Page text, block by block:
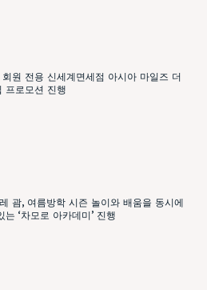
회원 전용 신세계면세점 아시아 마일즈 더
프로모션 진행
괌, 여름방학 시즌 놀이와 배움을 동시에
는 ‘차모로 아카데미’ 진행